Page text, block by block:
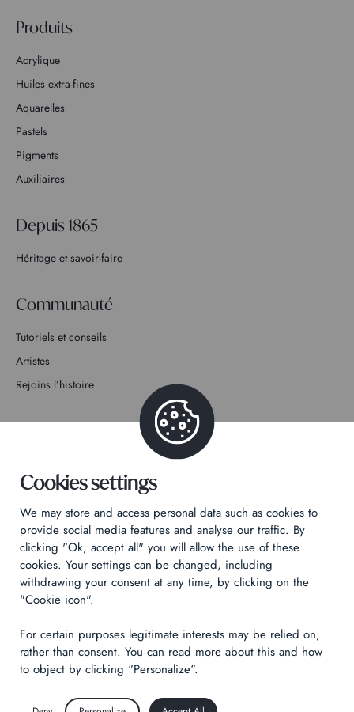
Produits
Acrylique
Huiles extra-fines
Aquarelles
Pastels
Pigments
Auxiliaires
Depuis 1865
Héritage et savoir-faire
Communauté
Tutoriels et conseils
Artistes
Rejoins l’histoire
Politique de confidentialité
Mentions légales
Technical & Legal informations
Cookies settings
We may store and access personal data such as cookies to
provide social media features and analyse our traffic. By
clicking "Ok, accept all" you will allow the use of these
cookies. Your settings can be changed, including
withdrawing your consent at any time, by clicking on the
"Cookie icon".
For certain purposes legitimate interests may be relied on,
rather than consent. You can read more about this and how
to object by clicking "Personalize".